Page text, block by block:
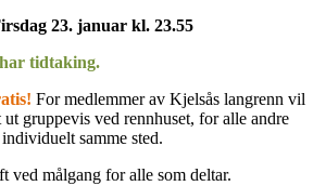
23. januar kl. 23.55
tidtaking.
For medlemmer av Kjelsås langrenn vil
gruppevis ved rennhuset, for alle andre
samme sted.
ved målgang for alle som deltar.